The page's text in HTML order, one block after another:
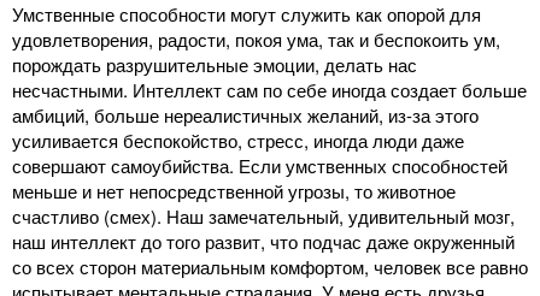
Умственные способности могут служить как опорой для
удовлетворения, радости, покоя ума, так и беспокоить ум,
порождать разрушительные эмоции, делать нас
несчастными. Интеллект сам по себе иногда создает больше
амбиций, больше нереалистичных желаний, из-за этого
усиливается беспокойство, стресс, иногда люди даже
совершают самоубийства. Если умственных способностей
меньше и нет непосредственной угрозы, то животное
счастливо (смех). Наш замечательный, удивительный мозг,
наш интеллект до того развит, что подчас даже окруженный
со всех сторон материальным комфортом, человек все равно